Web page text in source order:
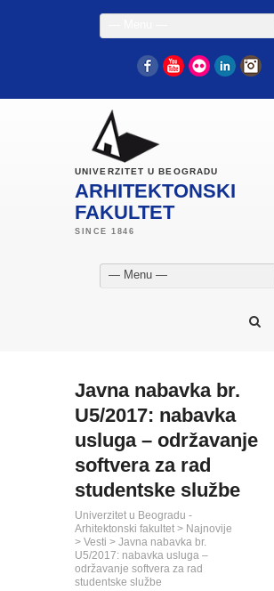
FacebookYouTube
Flickr LinkedIn
UNIVERZITET U BEOGRADU
ARHITEKTONSKI
FAKULTET
— Menu —
Javna nabavka br.
U5/2017: nabavka
usluga – održavanje
softvera za rad
studentske službe
Univerzitet u Beogradu -
Arhitektonski fakultet > Najnovije
> Vesti > Javna nabavka br.
U5/2017: nabavka usluga –
održavanje softvera za rad
studentske službe